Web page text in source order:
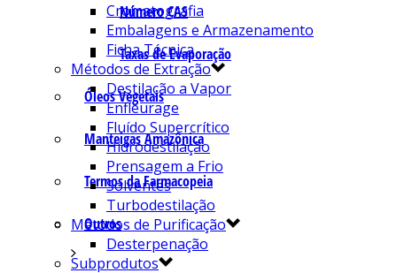
Número CAS
Taxas de Evaporação
Óleos Vegetais
Manteigas Amazônica
Termos da Farmacopeia
Outros
Cromatografia
Embalagens e Armazenamento
Ficha Técnica
Métodos de Extração
Destilação a Vapor
Enfleurage
Fluído Supercrítico
Hidrodestilação
Prensagem a Frio
Solventes
Turbodestilação
Métodos de Purificação
Desterpenação
Subprodutos